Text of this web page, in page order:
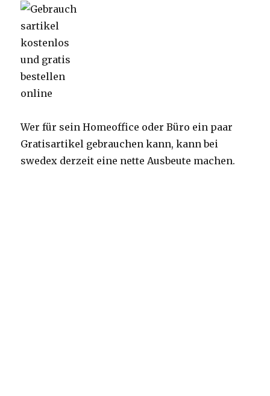
Wer für sein Homeoffice oder Büro ein paar
Gratisartikel gebrauchen kann, kann bei
swedex derzeit eine nette Ausbeute machen.